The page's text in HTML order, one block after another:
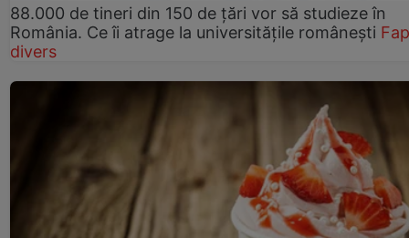
88.000 de tineri din 150 de țări vor să studieze în
România. Ce îi atrage la universitățile românești
divers